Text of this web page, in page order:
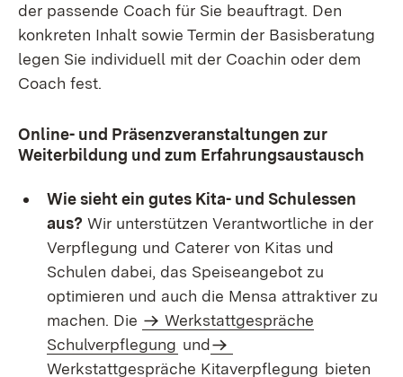
der passende Coach für Sie beauftragt. Den
konkreten Inhalt sowie Termin der Basisberatung
legen Sie individuell mit der Coachin oder dem
Coach fest.
Online- und Präsenzveranstaltungen zur
Weiterbildung und zum Erfahrungsaustausch
Wie sieht ein gutes Kita- und Schulessen
aus? Wir unterstützen Verantwortliche in der
Verpflegung und Caterer von Kitas und
Schulen dabei, das Speiseangebot zu
optimieren und auch die Mensa attraktiver zu
machen. Die
Werkstattgespräche
Schulverpflegung und
Werkstattgespräche Kitaverpflegung bieten